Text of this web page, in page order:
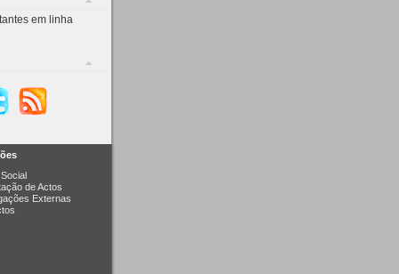
em linha
de Actos
Externas